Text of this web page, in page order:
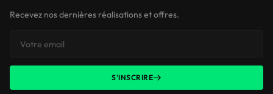
Recevez nos dernières réalisations et offres.
S'INSCRIRE